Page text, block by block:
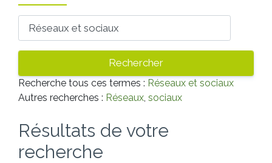
Recherche tous ces termes : Réseaux et sociaux
Autres recherches : Réseaux, sociaux
Résultats de votre
recherche